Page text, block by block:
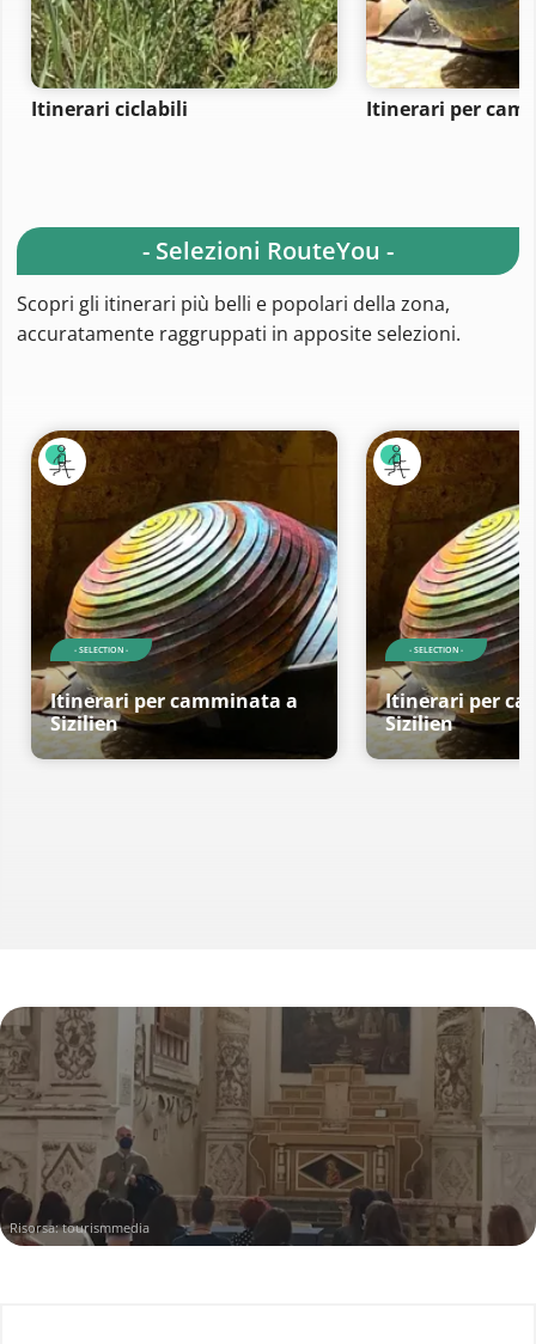
Itinerari ciclabili Itinerari per
- Selezioni RouteYou -
Scopri gli itinerari più belli e popolari della zona,
accuratamente raggruppati in apposite selezioni.
- SELECTION -
Itinerari per camminata a
Sizilien
- SELECTION -
Itinerari per
Sizilien
Risorsa:tourismmedia